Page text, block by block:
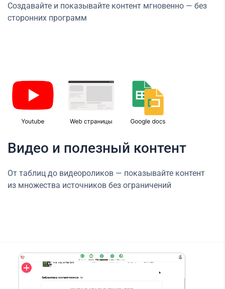
Создавайте и показывайте контент мгновенно — без
сторонних программ
Видео и полезный контент
От таблиц до видеороликов — показывайте контент
из множества источников без ограничений